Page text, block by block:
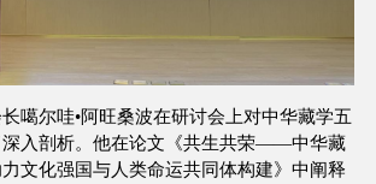
噶尔哇•阿旺桑波在研讨会上对中华藏学五
深入剖析。他在论文《共生共荣——中华藏
文化强国与人类命运共同体构建》中阐释